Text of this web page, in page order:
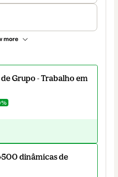
more
Grupo - Trabalho em
dinâmicas de